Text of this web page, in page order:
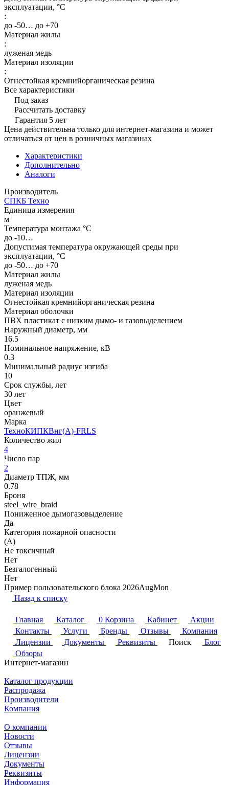
эксплуатации, °C
:
до -50… до +70
Материал жилы
:
луженая медь
Материал изоляции
:
Огнестойкая кремнийорганическая резина
Все характеристики
Под заказ
Рассчитать доставку
Гарантия 5 лет
Цена действительна только для интернет-магазина и может
отличаться от цен в розничных магазинах
Характеристики
Дополнительно
Аналоги
Производитель
СПКБ Техно
Единица измерения
м
Температура монтажа °C
до -10…
Допустимая температура окружающей среды при
эксплуатации, °C
до -50… до +70
Материал жилы
луженая медь
Материал изоляции
Огнестойкая кремнийорганическая резина
Материал оболочки
ПВХ пластикат с низким дымо- и газовыделением
Наружный диаметр, мм
16.5
Номинальное напряжение, кВ
0.3
Минимальный радиус изгиба
10
Срок службы, лет
30 лет
Цвет
оранжевый
Марка
ТехноКИПКВнг(A)-FRLS
Количество жил
4
Число пар
2
Диаметр ТПЖ, мм
0.78
Броня
steel_wire_braid
Пониженное дымогазовыделение
Да
Категория пожарной опасности
(A)
Не токсичный
Нет
Безгалогенный
Нет
Пример пользовательского блока 2026AugMon
Назад к списку
Главная Каталог 0 Корзина Кабинет
Акции
Контакты
Услуги Бренды Отзывы
Компания
Лицензии
Документы Реквизиты Поиск
Блог
Обзоры
Интернет-магазин
Каталог продукции
Распродажа
Производители
Компания
О компании
Новости
Отзывы
Лицензии
Документы
Реквизиты
Информация